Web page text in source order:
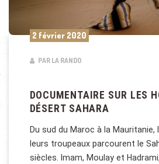
2 février 2020
PAR LA RANDO
DOCUMENTAIRE SUR LES
DÉSERT SAHARA
Du sud du Maroc à la
leurs troupeaux parcourent le
siècles. Imam, Moulay et